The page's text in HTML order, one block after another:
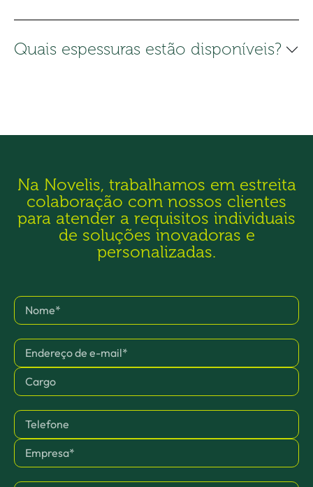
Quais espessuras estão disponíveis?
Na Novelis, trabalhamos em estreita
colaboração com nossos clientes
para atender a requisitos individuais
de soluções inovadoras e
personalizadas.